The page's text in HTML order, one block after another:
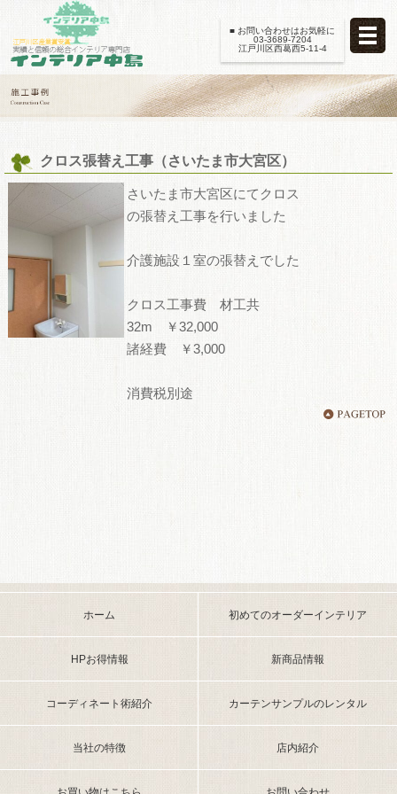
■ お問い合わせはお気軽に
03-3689-7204
江戸川区西葛西5-11-4
クロス張替え工事（さいたま市大宮区）
さいたま市大宮区にてクロス
の張替え工事を行いました
介護施設１室の張替えでした
クロス工事費 材工共
32m ￥32,000
諸経費 ￥3,000
消費税別途
ホーム 初めてのオーダーインテリア
HPお得情報 新商品情報
コーディネート術紹介 カーテンサンプルのレンタル
当社の特徴 店内紹介